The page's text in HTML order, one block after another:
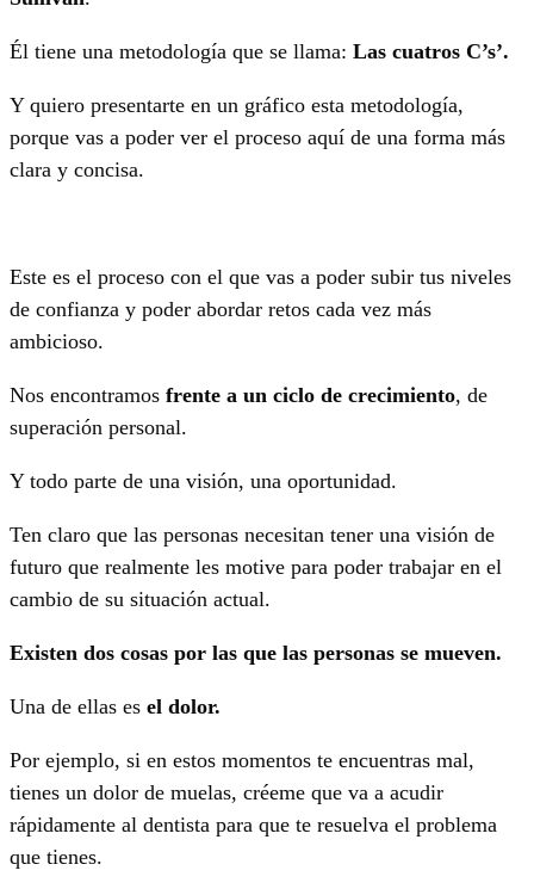
Él tiene una metodología que se llama: Las cuatros C’s’.
Y quiero presentarte en un gráfico esta metodología,
porque vas a poder ver el proceso aquí de una forma más
clara y concisa.
Este es el proceso con el que vas a poder subir tus niveles
de confianza y poder abordar retos cada vez más
ambicioso.
Nos encontramos frente a un ciclo de crecimiento, de
superación personal.
Y todo parte de una visión, una oportunidad.
Ten claro que las personas necesitan tener una visión de
futuro que realmente les motive para poder trabajar en el
cambio de su situación actual.
Existen dos cosas por las que las personas se mueven.
Una de ellas es el dolor.
Por ejemplo, si en estos momentos te encuentras mal,
tienes un dolor de muelas, créeme que va a acudir
rápidamente al dentista para que te resuelva el problema
que tienes.